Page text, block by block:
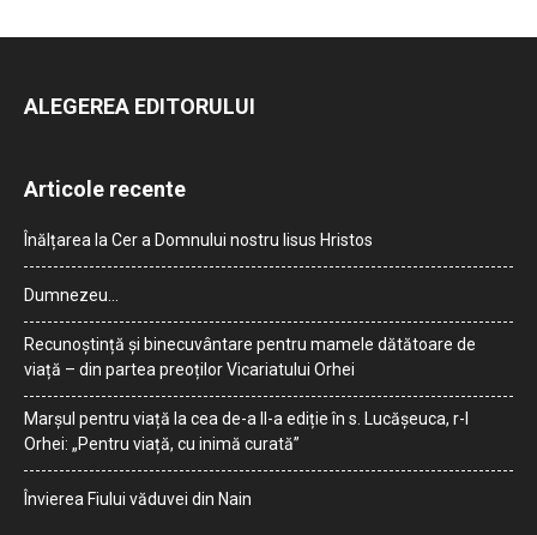
ALEGEREA EDITORULUI
Articole recente
Înălțarea la Cer a Domnului nostru Iisus Hristos
Dumnezeu…
Recunoștință și binecuvântare pentru mamele dătătoare de
viață – din partea preoților Vicariatului Orhei
Marșul pentru viață la cea de-a II-a ediție în s. Lucășeuca, r-l
Orhei: „Pentru viață, cu inimă curată”
Învierea Fiului văduvei din Nain